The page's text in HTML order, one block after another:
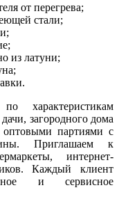
от перегрева;
стали;
из латуни;
характеристикам
загородного дома
оптовыми партиями с
Приглашаем к
интернет-
Каждый клиент
и сервисное